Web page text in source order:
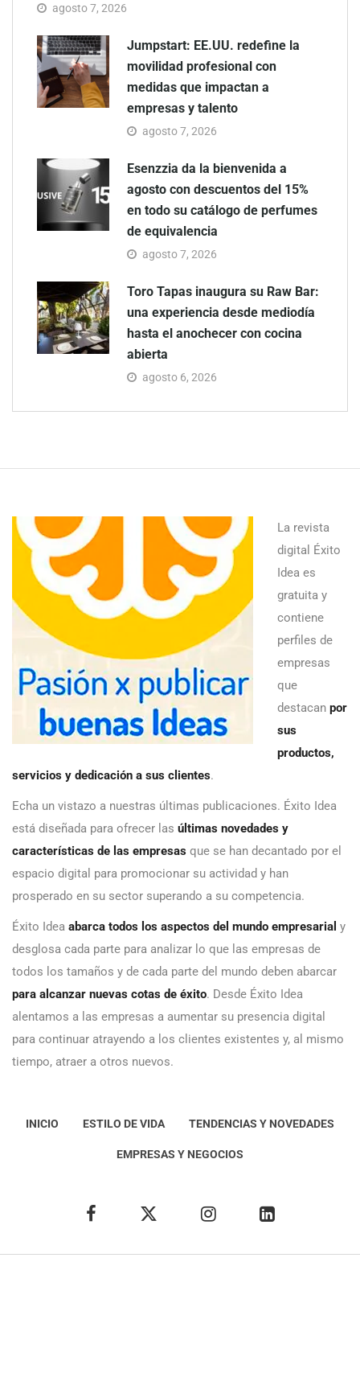
agosto 7, 2026
Jumpstart: EE.UU. redefine la
movilidad profesional con
medidas que impactan a
empresas y talento
agosto 7, 2026
Esenzzia da la bienvenida a
agosto con descuentos del 15%
en todo su catálogo de perfumes
de equivalencia
agosto 7, 2026
Toro Tapas inaugura su Raw Bar:
una experiencia desde mediodía
hasta el anochecer con cocina
abierta
agosto 6, 2026
La revista
digital Éxito
Idea es
gratuita y
contiene
perfiles de
empresas
que
destacan por
sus
productos,
servicios y dedicación a sus clientes.
Echa un vistazo a nuestras últimas publicaciones. Éxito Idea
está diseñada para ofrecer las últimas novedades y
características de las empresas que se han decantado por el
espacio digital para promocionar su actividad y han
prosperado en su sector superando a su competencia.
Éxito Idea abarca todos los aspectos del mundo empresarial y
desglosa cada parte para analizar lo que las empresas de
todos los tamaños y de cada parte del mundo deben abarcar
para alcanzar nuevas cotas de éxito. Desde Éxito Idea
alentamos a las empresas a aumentar su presencia digital
para continuar atrayendo a los clientes existentes y, al mismo
tiempo, atraer a otros nuevos.
INICIO ESTILO DE VIDA TENDENCIAS Y NOVEDADES
EMPRESAS Y NEGOCIOS